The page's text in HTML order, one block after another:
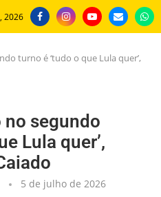
2026
turno é ‘tudo o que Lula quer’,
no segundo
Lula quer’,
5 de julho de 2026